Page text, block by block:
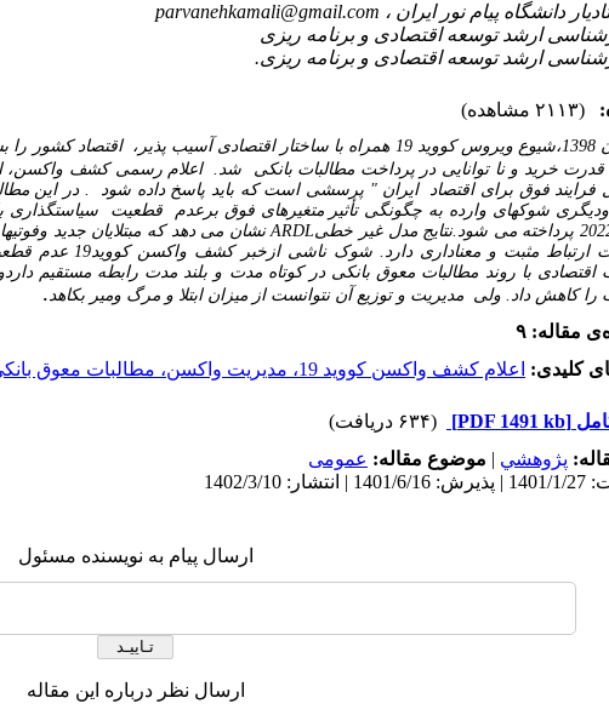
parvanehkamali@gmail.com
(۲۱۱۳ مشاهده)
تعطیلی مشاغل و کسب کار
خرید و نا توانایی در پرداخت مطالبات بانکی شد. اعلام رسمی کشف واکسن،
فوق برای اقتصاد ایران" پرسشی است که باید پاسخ داده شود . در این
شوکهای وارده به چگونگی تأثیر متغیرهای فوق برعدم قطعیت سیاستگذاری با استفاده
پرداخته می شود.نتایج مدل غیر خطیARDLنشان می دهد که مبتلایان جدید
مثبت و معناداری دارد. شوک ناشی ازخبر کشف واکسن کووید19 عدم قطعیت سیاست گذاری ایران را بشدت کاهش داد.
با روند مطالبات معوق بانکی در کوتاه مدت و بلند مدت رابطه مستقیم
کاهش داد. ولی مدیریت و توزیع آن نتوانست از میزان ابتلا و مرگ ومیر بکاهد.
مقاله: ۹
کلیدی:
اعلام کشف واکسن کووید 19، مدیریت واکسن، مطالبات معوق بانکی ، عدم قطعیت سیاست گذاری
[PDF 1491 kb]
(۶۳۴ دریافت)
پژوهشي | موضوع مقاله: عمومى
1402/3/10
ارسال پیام به نویسنده مسئول
ارسال نظر درباره این مقاله